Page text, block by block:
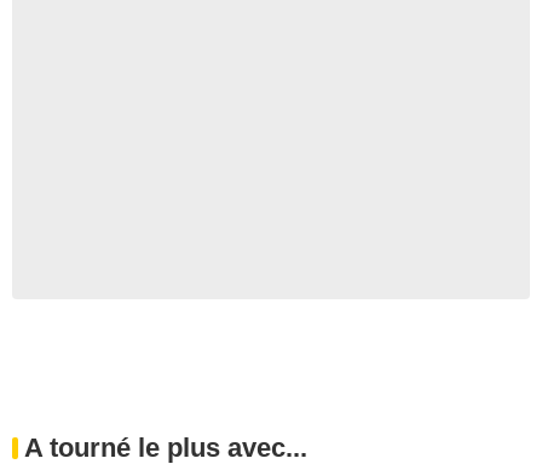
A tourné le plus avec...